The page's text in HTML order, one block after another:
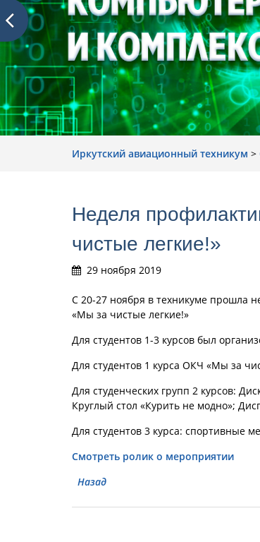
Иркутский авиационный техникум >
Неделя
чистые легкие!»
29 ноября 2019
С 20-27 ноября в техникуме прошла
«Мы за чистые легкие!»
Для студентов 1-3 курсов был
Для студентов 1 курса ОКЧ «Мы за
Для студенческих групп 2 курсов:
Круглый стол «Курить не модно»;
Для студентов 3 курса: спортивные
Смотреть ролик о мероприятии
Назад